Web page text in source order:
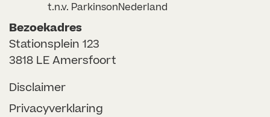
t.n.v. ParkinsonNederland
Bezoekadres
Stationsplein 123
3818 LE Amersfoort
Disclaimer
Privacyverklaring